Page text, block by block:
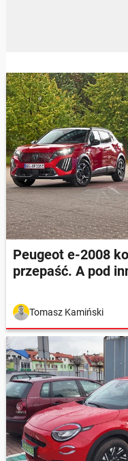
Peugeot e-2008
przepaść. A pod
Tomasz Kamiński